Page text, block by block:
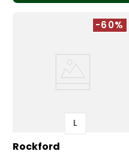
-60%
L
Rockford